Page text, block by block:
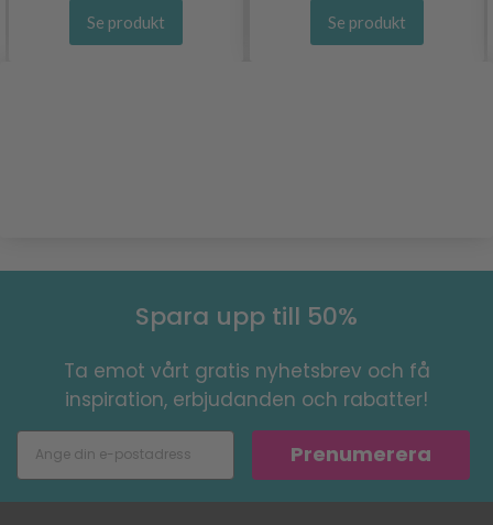
Se produkt Se produkt
Spara upp till 50%
Ta emot vårt gratis nyhetsbrev och få
inspiration, erbjudanden och rabatter!
Prenumerera